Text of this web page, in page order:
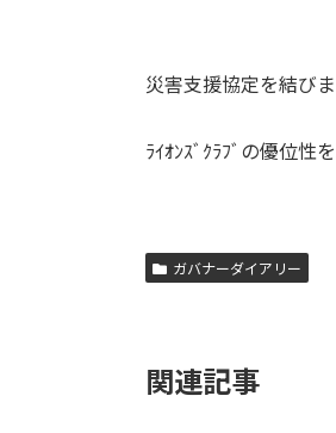
災害支援協定を結びま
ﾗｲｵﾝｽﾞｸﾗﾌﾞの優位性
ガバナーダイアリー
関連記事